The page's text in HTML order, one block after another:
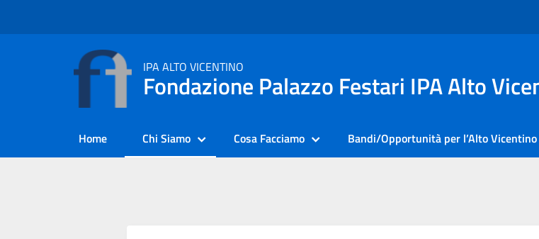
IPA ALTO VICENTINO
Fondazione Palazzo Festari IPA Alto
Home Chi Siamo Cosa Facciamo Bandi/Opportunità per l’Alto Vicentino